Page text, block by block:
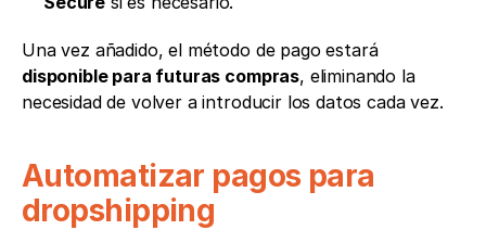
Una vez añadido, el método de pago estará
disponible para futuras compras, eliminando la
necesidad de volver a introducir los datos cada vez.
Automatizar pagos para
dropshipping